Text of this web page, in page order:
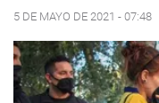
5 DE MAYO DE 2021 - 07:48